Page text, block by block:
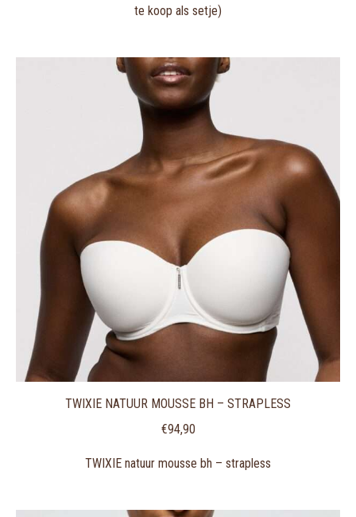
te koop als setje)
TWIXIE NATUUR MOUSSE BH – STRAPLESS
€94,90
TWIXIE natuur mousse bh – strapless